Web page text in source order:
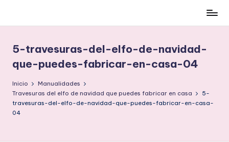
contenido
low-
cost
y
morir
en
el
5-travesuras-del-elfo-de-navidad-
que-puedes-fabricar-en-casa-04
Inicio
Manualidades
Travesuras del elfo de navidad que puedes fabricar en casa
5-
travesuras-del-elfo-de-navidad-que-puedes-fabricar-en-casa-
04